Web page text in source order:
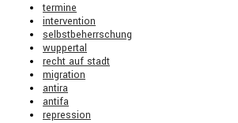
termine
intervention
selbstbeherrschung
wuppertal
recht auf stadt
migration
antira
antifa
repression